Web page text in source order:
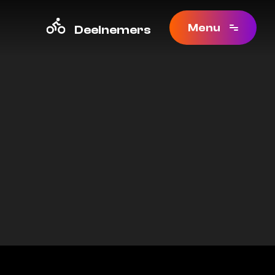
Deelnemers Menu